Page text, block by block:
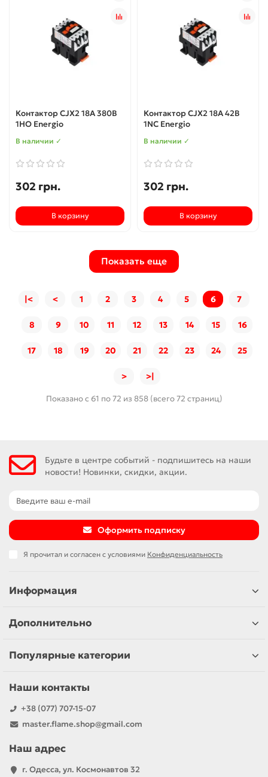
Контактор CJX2 18А 380В
1НО Energio
В наличии ✓
302 грн.
В корзину
Контактор CJX2 18А 42В
1NC Energio
В наличии ✓
302 грн.
В корзину
Показать еще
|< < 1 2 3 4 5 6 7
8 9 10 11 12 13 14 15 16
17 18 19 20 21 22 23 24 25
> >|
Показано с 61 по 72 из 858 (всего 72 страниц)
Будьте в центре событий - подпишитесь на наши
новости! Новинки, скидки, акции.
Оформить подписку
Я прочитал и согласен с условиями Конфиденциальность
Информация
Дополнительно
Популярные категории
Наши контакты
+38 (077) 707-15-07
master.flame.shop@gmail.com
Наш адрес
г. Одесса, ул. Космонавтов 32